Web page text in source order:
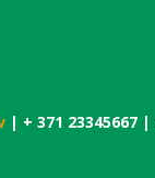
| + 371 23345667 |